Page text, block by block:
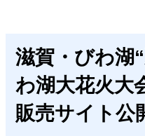
滋賀・びわ湖
わ湖大花火大
販売サイト公